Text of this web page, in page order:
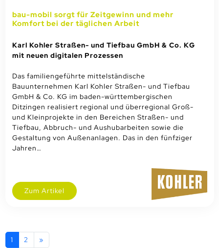
bau-mobil sorgt für Zeitgewinn und mehr
Komfort bei der täglichen Arbeit
Karl Kohler Straßen- und Tiefbau GmbH & Co. KG
mit neuen digitalen Prozessen
Das familiengeführte mittelständische
Bauunternehmen Karl Kohler Straßen- und Tiefbau
GmbH & Co. KG im baden-württembergischen
Ditzingen realisiert regional und überregional Groß-
und Kleinprojekte in den Bereichen Straßen- und
Tiefbau, Abbruch- und Aushubarbeiten sowie die
Gestaltung von Außenanlagen. Das in den fünfziger
Jahren…
Zum Artikel
1 2 »